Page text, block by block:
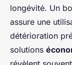
longévité. Un
assure une
détérioration
solutions